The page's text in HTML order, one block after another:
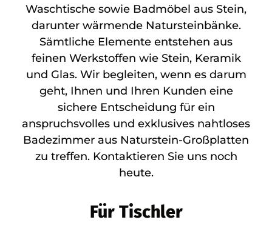
Waschtische sowie Badmöbel aus Stein,
darunter wärmende Natursteinbänke.
Sämtliche Elemente entstehen aus
feinen Werkstoffen wie Stein, Keramik
und Glas. Wir begleiten, wenn es darum
geht, Ihnen und Ihren Kunden eine
sichere Entscheidung für ein
anspruchsvolles und exklusives nahtloses
Badezimmer aus Naturstein-Großplatten
zu treffen. Kontaktieren Sie uns noch
heute.
Für Tischler